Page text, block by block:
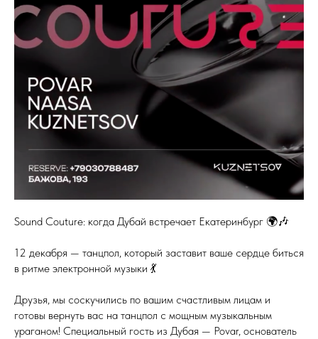
Sound Couture: когда Дубай встречает Екатеринбург 🌍🎶
12 декабря — танцпол, который заставит ваше сердце биться
в ритме электронной музыки 💃
Друзья, мы соскучились по вашим счастливым лицам и
готовы вернуть вас на танцпол с мощным музыкальным
ураганом! Специальный гость из Дубая — Povar, основатель